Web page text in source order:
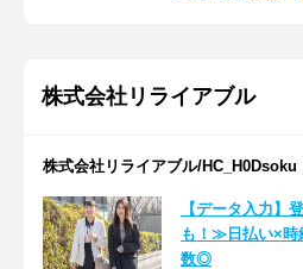
株式会社リライアブル
株式会社リライアブル/HC_H0Dsoku
【データ入力】
も！≫日払い×時
数◎